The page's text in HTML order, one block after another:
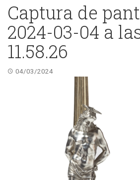
Captura de
2024-03-04 a
11.58.26
04/03/2024